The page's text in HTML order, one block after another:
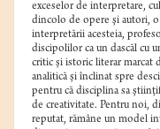
exceselor de interpretare,
dincolo de opere şi autori,
interpretării acesteia,
discipolilor ca un dascăl cu
critic şi istoric literar marcat
analitică şi înclinat spre
pentru că disciplina sa
de creativitate. Pentru noi,
reputat, rămâne un model